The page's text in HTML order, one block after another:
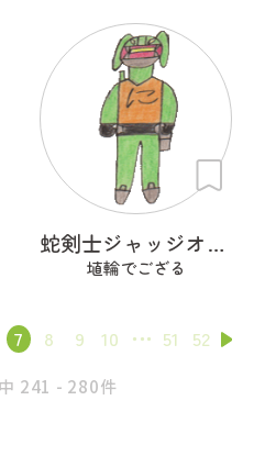
蛇剣士ジャッジオルトロス
埴輪でござる
7 8 9 10 51 52
241 - 280件